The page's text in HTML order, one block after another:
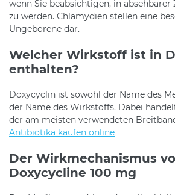
wenn Sie beabsichtigen, in
zu werden. Chlamydien stellen eine
Ungeborene dar.
Welcher Wirkstoff ist in
enthalten?
Doxycyclin ist sowohl der Name des
der Name des Wirkstoffs. Dabei
der am meisten verwendeten
Antibiotika kaufen online
Der Wirkmechanismus
Doxycycline 100 mg